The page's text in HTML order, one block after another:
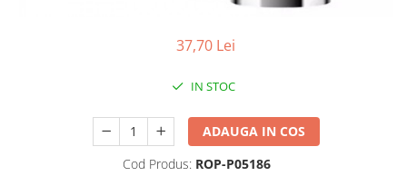
37,70 Lei
IN STOC
ADAUGA IN COS
Cod Produs: ROP-P05186